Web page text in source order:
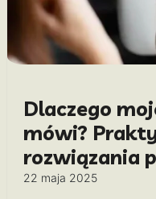
Dlaczego
mówi?
rozwiązania
22 maja 2025